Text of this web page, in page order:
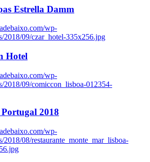
Estrella Damm
wp-
2018/09/czar_hotel-335x256.jpg
Hotel
wp-
2018/09/comiccon_lisboa-012354-
2018
wp-
2018/08/restaurante_monte_mar_lisboa-